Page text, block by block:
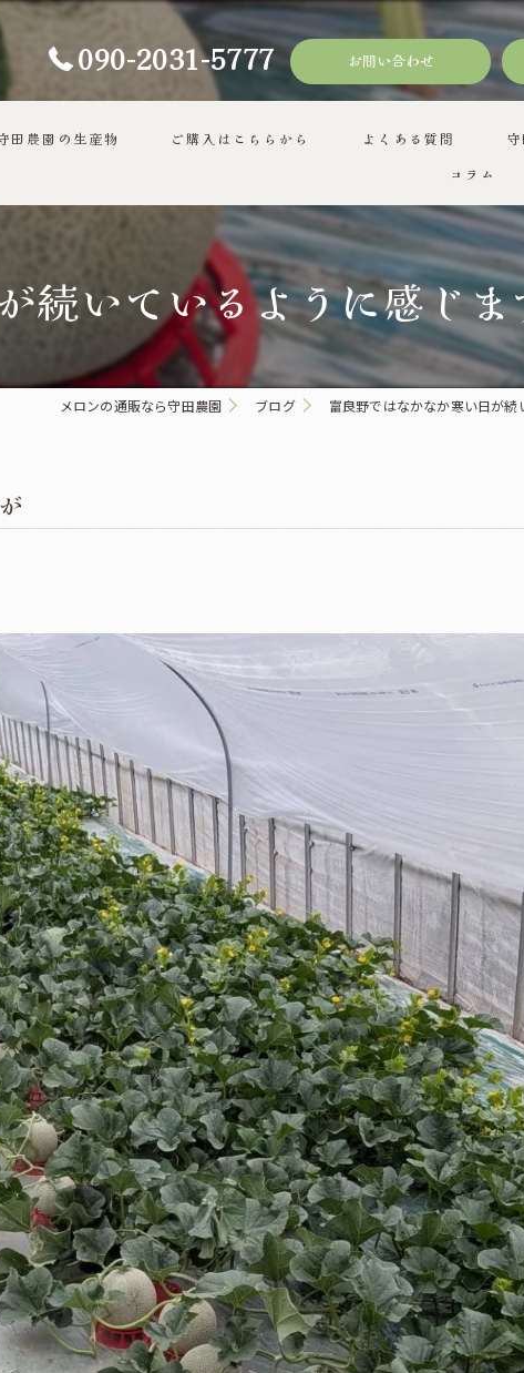
090-2031-5777 お問い合わせ
田農園の生産物 ご購入はこちらから よくある質問
コラム
続いているように感じ
メロンの通販なら守田農園 ブログ 富良野ではなかなか寒い日が